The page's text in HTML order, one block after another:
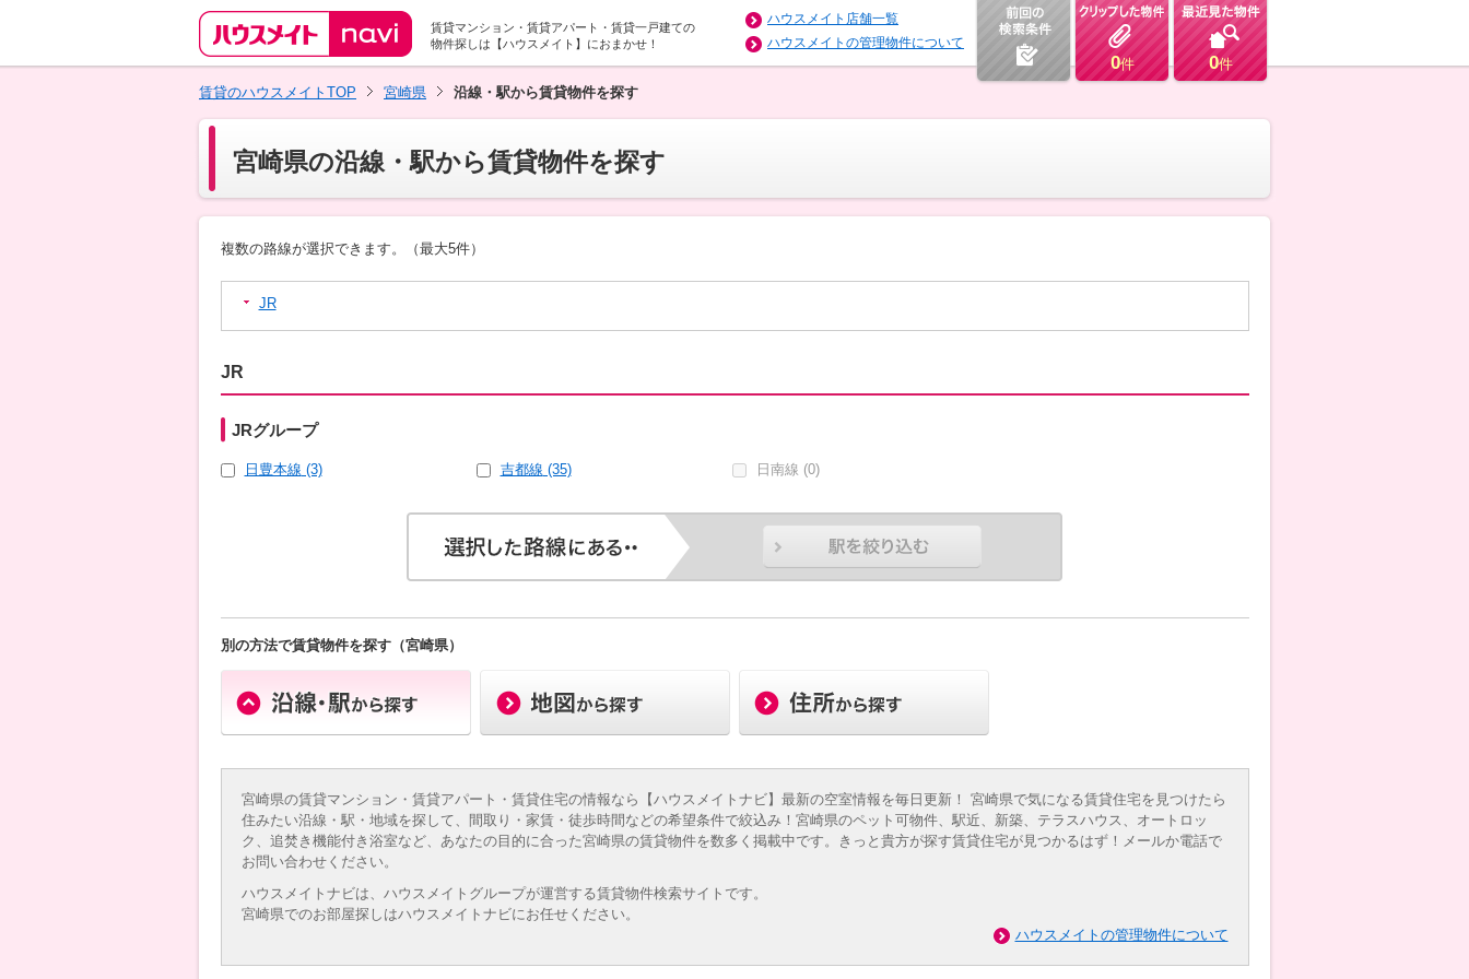
賃貸マンション・賃貸アパート・賃貸一戸建ての
物件探しは【ハウスメイト】におまかせ！
ハウスメイト店舗一覧
ハウスメイトの管理物件について
0件 0件
賃貸のハウスメイトTOP
宮崎県 沿線・駅から賃貸物件を探す
宮崎県の沿線・駅から賃貸物件を探す
複数の路線が選択できます。（最大5件）
JR
JR
JRグループ
日豊本線 (3) 吉都線 (35) 日南線 (0)
別の方法で賃貸物件を探す（宮崎県）
宮崎県の賃貸マンション・賃貸アパート・賃貸住宅の情報なら【ハウスメイトナビ】最新の空室情報を毎日更新！ 宮崎県で気になる賃貸住宅を見つけたら
住みたい沿線・駅・地域を探して、間取り・家賃・徒歩時間などの希望条件で絞込み！宮崎県のペット可物件、駅近、新築、テラスハウス、オートロッ
ク、追焚き機能付き浴室など、あなたの目的に合った宮崎県の賃貸物件を数多く掲載中です。きっと貴方が探す賃貸住宅が見つかるはず！メールか電話で
お問い合わせください。
ハウスメイトナビは、ハウスメイトグループが運営する賃貸物件検索サイトです。
宮崎県でのお部屋探しはハウスメイトナビにお任せください。
ハウスメイトの管理物件について